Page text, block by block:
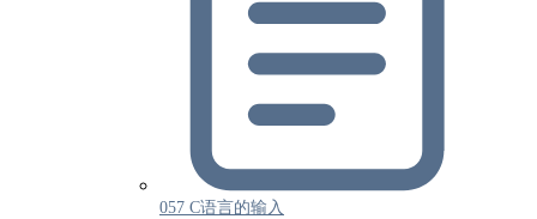
057 C语言的输入